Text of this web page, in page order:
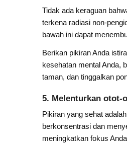
Tidak ada keraguan
terkena radiasi non-
bawah ini dapat
Berikan pikiran Anda
kesehatan mental Anda,
taman, dan tinggalkan
5. Melenturkan otot-
Pikiran yang sehat
berkonsentrasi dan
meningkatkan fokus